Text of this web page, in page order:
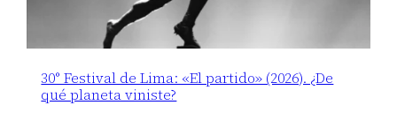
30° Festival de Lima: «El partido» (2026). ¿De
qué planeta viniste?